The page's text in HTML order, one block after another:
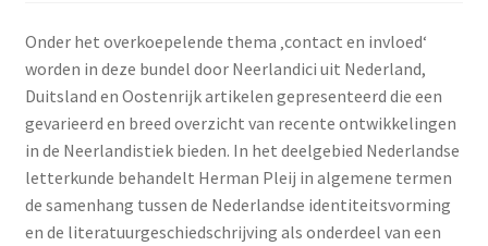
Menge
Onder het overkoepelende thema ‚contact en invloed‘
worden in deze bundel door Neerlandici uit Nederland,
Duitsland en Oostenrijk artikelen gepresenteerd die een
gevarieerd en breed overzicht van recente ontwikkelingen
in de Neerlandistiek bieden. In het deelgebied Nederlandse
letterkunde behandelt Herman Pleij in algemene termen
de samenhang tussen de Nederlandse identiteitsvorming
en de literatuurgeschiedschrijving als onderdeel van een